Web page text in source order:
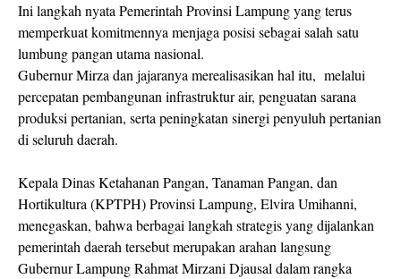
Ini langkah nyata Pemerintah Provinsi Lampung yang terus
memperkuat komitmennya menjaga posisi sebagai salah satu
lumbung pangan utama nasional.
Gubernur Mirza dan jajaranya merealisasikan hal itu, melalui
percepatan pembangunan infrastruktur air, penguatan sarana
produksi pertanian, serta peningkatan sinergi penyuluh pertanian
di seluruh daerah.
Kepala Dinas Ketahanan Pangan, Tanaman Pangan, dan
Hortikultura (KPTPH) Provinsi Lampung, Elvira Umihanni,
menegaskan, bahwa berbagai langkah strategis yang dijalankan
pemerintah daerah tersebut merupakan arahan langsung
Gubernur Lampung Rahmat Mirzani Djausal dalam rangka